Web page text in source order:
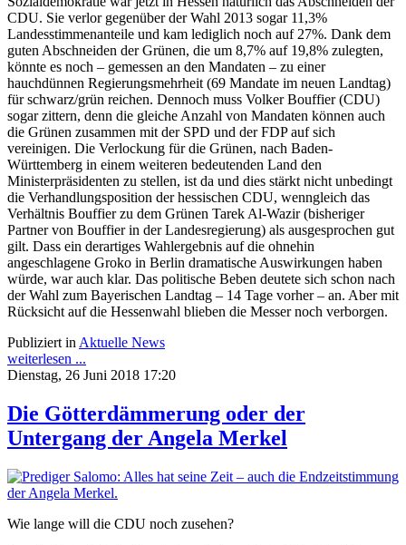
CDU. Sie verlor gegenüber der Wahl 2013 sogar 11,3%
Landesstimmenanteile und kam lediglich noch auf 27%. Dank dem
guten Abschneiden der Grünen, die um 8,7% auf 19,8% zulegten,
könnte es noch – gemessen an den Mandaten – zu einer
hauchdünnen Regierungsmehrheit (69 Mandate im neuen Landtag)
für schwarz/grün reichen. Dennoch muss Volker Bouffier (CDU)
sogar zittern, denn die gleiche Anzahl von Mandaten können auch
die Grünen zusammen mit der SPD und der FDP auf sich
vereinigen. Die Verlockung für die Grünen, nach Baden-
Württemberg in einem weiteren bedeutenden Land den
Ministerpräsidenten zu stellen, ist da und dies stärkt nicht unbedingt
die Verhandlungsposition der hessischen CDU, wenngleich das
Verhältnis Bouffier zu dem Grünen Tarek Al-Wazir (bisheriger
Partner von Bouffier in der Landesregierung) als ausgesprochen gut
gilt. Dass ein derartiges Wahlergebnis auf die ohnehin
angeschlagene Groko in Berlin dramatische Auswirkungen haben
würde, war auch klar. Das politische Beben deutete sich schon nach
der Wahl zum Bayerischen Landtag – 14 Tage vorher – an. Aber mit
Rücksicht auf die Hessenwahl blieben die Messer noch verborgen.
Publiziert in Aktuelle News
weiterlesen ...
Dienstag, 26 Juni 2018 17:20
Die Götterdämmerung oder der
Untergang der Angela Merkel
Wie lange will die CDU noch zusehen?